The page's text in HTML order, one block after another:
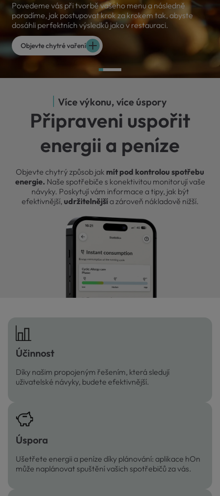
Povedeme vás při tvorbě vašeho menu a následně
poradíme, jak postupovat krok za krokem tak, abyste
dosáhli perfektních výsledků jako v restauraci.
Objevte chytré vaření
Více výkonu, více úspory
Připraveni uspořit
energii a peníze
Objevte chytrý způsob jak mít pod kontrolou spotřebu
energie. Naše spotřebiče s konektivitou monitorují vaše
návyky. Poskytují vám informace a tipy, jak být
efektivnější, udržitelnějšía zároveň nákladově nižší.
Účinnost
Díky našim propojeným řešením, která sledují
uživatelské návyky, budete efektivnější.
Úspora
Ušetřete energii a peníze díky plánování: aplikace hOn
může naplánovat spuštění vašich spotřebičů za vás.